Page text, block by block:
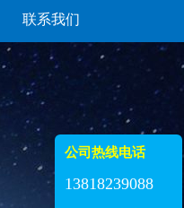
联系我们
公司热线电话
13818239088